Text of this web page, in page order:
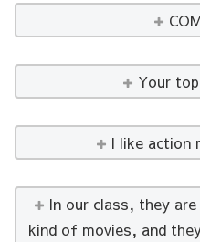
Your
I like action
In our class, they
kind of movies, and